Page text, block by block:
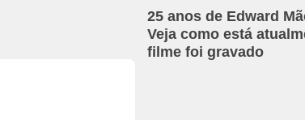
25 anos de Edward
Veja como está
filme foi gravado